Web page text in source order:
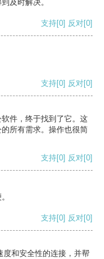
及时解决。
支持[0] 反对[0]
支持[0] 反对[0]
件，终于找到了它。这
所有需求。操作也很简
支持[0] 反对[0]
支持[0] 反对[0]
度和安全性的连接，并帮